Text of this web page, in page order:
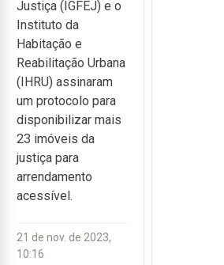
Justiça (IGFEJ) e o
Instituto da
Habitação e
Reabilitação Urbana
(IHRU) assinaram
um protocolo para
disponibilizar mais
23 imóveis da
justiça para
arrendamento
acessível.
21 de nov. de 2023,
10:16